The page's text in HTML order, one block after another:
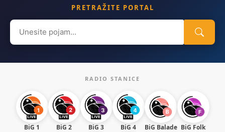
PRETRAŽITE PORTAL
Search
for:
RADIO STANICE
BiG 1 BiG 2 BiG 3 BiG 4 BiG Balade BiG Folk